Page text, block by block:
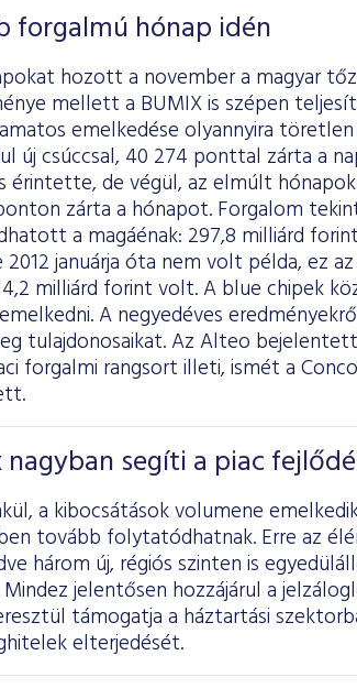
forgalmú hónap idén
hozott a november a magyar
mellett a BUMIX is szépen
emelkedése olyannyira
új csúccsal, 40 274 ponttal zárta a
érintette, de végül, az elmúlt
zárta a hónapot. Forgalom
a magáénak: 297,8 milliárd
januárja óta nem volt példa, ez
milliárd forint volt. A blue chipek
A negyedéves
tulajdonosaikat. Az Alteo
forgalmi rangsort illeti, ismét a
segíti a piac
a kibocsátások volumene
tovább folytatódhatnak. Erre az
három új, régiós szinten is
jelentősen hozzájárul a
támogatja a háztartási
elterjedését.